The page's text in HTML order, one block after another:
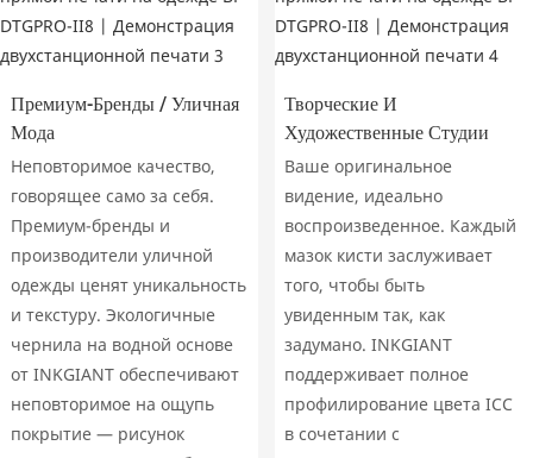
Премиум-Бренды / Уличная
Мода
Неповторимое качество,
говорящее само за себя.
Премиум-бренды и
производители уличной
одежды ценят уникальность
и текстуру. Экологичные
чернила на водной основе
от INKGIANT обеспечивают
неповторимое на ощупь
покрытие — рисунок
Творческие И
Художественные Студии
Ваше оригинальное
видение, идеально
воспроизведенное. Каждый
мазок кисти заслуживает
того, чтобы быть
увиденным так, как
задумано. INKGIANT
поддерживает полное
профилирование цвета ICC
в сочетании с